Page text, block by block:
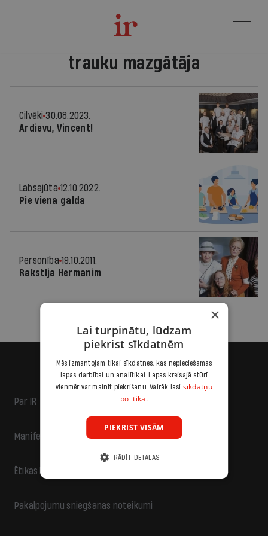
trauku mazgātāja
Cilvēki 30.08.2023.
Ardievu, Vincent!
Labsajūta 12.10.2022.
Pie viena galda
Personība 19.10.2011.
Rakstīja Hermanim
Par IR
Manifests
Ētikas kodekss
Pakalpojumu sniegšanas noteikumi
×
Lai turpinātu, lūdzam
piekrist sīkdatnēm
Mēs izmantojam tikai sīkdatnes, kas nepieciešamas
lapas darbībai un analītikai. Lapas kreisajā stūrī
vienmēr var mainīt piekrišanu. Vairāk lasi sīkdatņu
politikā.
PIEKRIST VISĀM
RĀDĪT DETAĻAS